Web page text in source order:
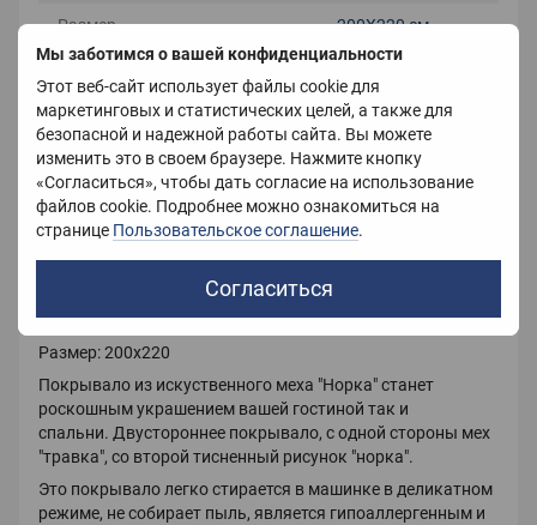
Мы заботимся о вашей конфиденциальности
Этот веб-сайт использует файлы cookie для
маркетинговых и статистических целей, а также для
безопасной и надежной работы сайта. Вы можете
изменить это в своем браузере. Нажмите кнопку
«Согласиться», чтобы дать согласие на использование
файлов cookie. Подробнее можно ознакомиться на
странице Пользовательское соглашение.
Согласиться
Размер 200X220 см
Вес 2000 г
Страна-производитель Украина
двустороннее (пушистый плед меховой)
искусственного меха.
Размер: 200х220
Покрывало из искуственного меха "Норка" станет
роскошным украшением вашей гостиной так и
спальни. Двустороннее покрывало, с одной стороны мех
"травка", со второй тисненный рисунок "норка".
Это покрывало легко стирается в машинке в деликатном
режиме, не собирает пыль, является гипоаллергенным и